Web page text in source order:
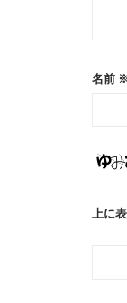
名前
上に